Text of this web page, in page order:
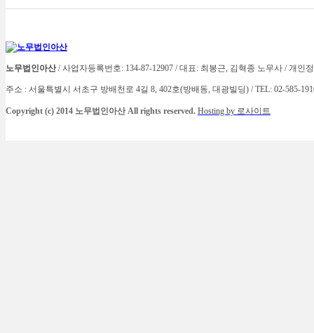
노무법인아산/ 사업자등록번호: 134-87-12907 /대표: 최봉근, 김혁종 노무사 / 개인
주소 : 서울특별시 서초구 방배천로 4길 8, 402호(방배동, 대광빌딩) / TEL: 02-585-
Copyright (c) 2014 노무법인아산 All rights reserved. Hosting by 로사이트